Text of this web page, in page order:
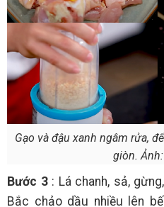
Gạo và đậu xanh ngâm rửa,
giòn.
Bước 3: Lá chanh, sả,
Bắc chảo dầu nhiều lên